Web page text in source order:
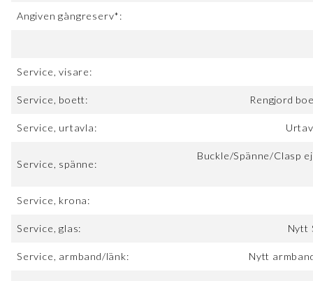
Angiven gångreserv*:
Service, visare:
Service, boett: Rengjord
Service, urtavla:
Service, spänne:
Buckle/Spänne/Clasp
Service, krona:
Service, glas: Nytt
Service, armband/länk: Nytt